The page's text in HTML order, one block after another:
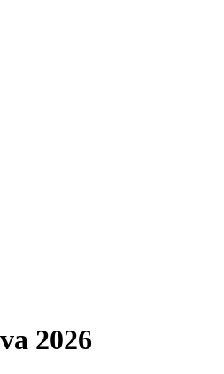
2026